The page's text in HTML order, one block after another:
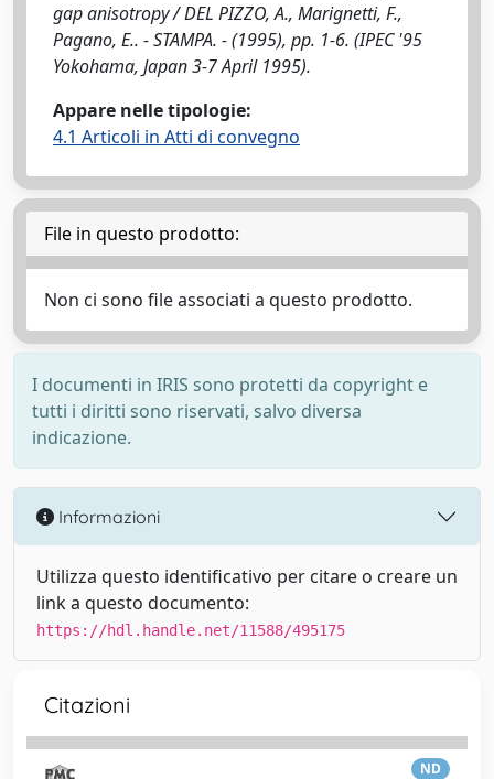
gap anisotropy / DEL PIZZO, A., Marignetti, F.,
Pagano, E.. - STAMPA. - (1995), pp. 1-6. (IPEC '95
Yokohama, Japan 3-7 April 1995).
Appare nelle tipologie:
4.1 Articoli in Atti di convegno
File in questo prodotto:
Non ci sono file associati a questo prodotto.
I documenti in IRIS sono protetti da copyright e
tutti i diritti sono riservati, salvo diversa
indicazione.
Informazioni
Utilizza questo identificativo per citare o creare un
link a questo documento:
https://hdl.handle.net/11588/495175
Citazioni
ND